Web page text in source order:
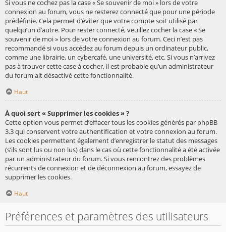
Si vous ne cochez pas la case « Se souvenir de moi » lors de votre
connexion au forum, vous ne resterez connecté que pour une période
prédéfinie. Cela permet d’éviter que votre compte soit utilisé par
quelqu’un d’autre. Pour rester connecté, veuillez cocher la case « Se
souvenir de moi » lors de votre connexion au forum. Ceci n’est pas
recommandé si vous accédez au forum depuis un ordinateur public,
comme une librairie, un cybercafé, une université, etc. Si vous n’arrivez
pas à trouver cette case à cocher, il est probable qu’un administrateur
du forum ait désactivé cette fonctionnalité.
Haut
À quoi sert « Supprimer les cookies » ?
Cette option vous permet d’effacer tous les cookies générés par phpBB
3.3 qui conservent votre authentification et votre connexion au forum.
Les cookies permettent également d’enregistrer le statut des messages
(s’ils sont lus ou non lus) dans le cas où cette fonctionnalité a été activée
par un administrateur du forum. Si vous rencontrez des problèmes
récurrents de connexion et de déconnexion au forum, essayez de
supprimer les cookies.
Haut
Préférences et paramètres des utilisateurs